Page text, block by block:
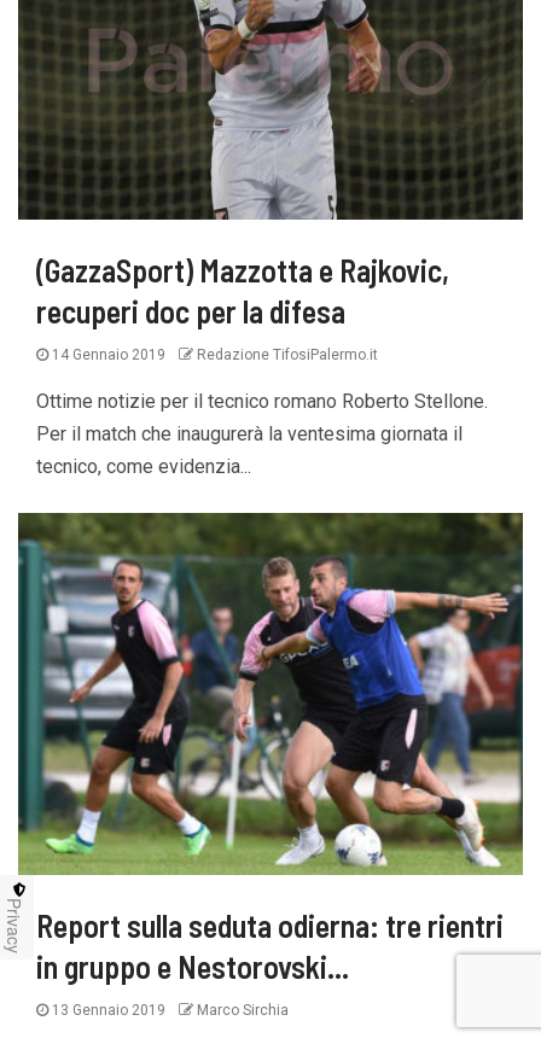
(GazzaSport) Mazzotta e Rajkovic,
recuperi doc per la difesa
14 Gennaio 2019 Redazione TifosiPalermo.it
Ottime notizie per il tecnico romano Roberto Stellone.
Per il match che inaugurerà la ventesima giornata il
tecnico, come evidenzia...
Report sulla seduta odierna: tre rientri
in gruppo e Nestorovski…
13 Gennaio 2019 Marco Sirchia
Privacy